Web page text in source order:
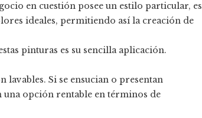
en cuestión posee un estilo particular, es
ideales, permitiendo así la creación de
pinturas es su sencilla aplicación.
lavables. Si se ensucian o presentan
opción rentable en términos de